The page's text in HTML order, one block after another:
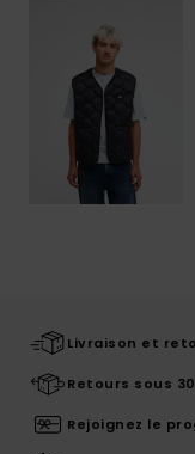
Livraison et
Retours sous
Rejoignez le